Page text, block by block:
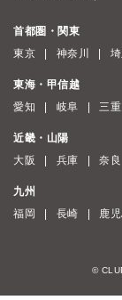
首都圏・関東
東京
神奈川
東海・甲信越
愛知
岐阜 三重
近畿・山陽
大阪
兵庫 奈良
九州
福岡
長崎 鹿
©